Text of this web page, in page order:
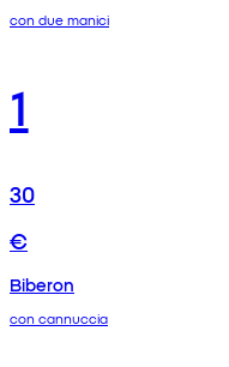
con due manici
1
30
€
Biberon
con cannuccia